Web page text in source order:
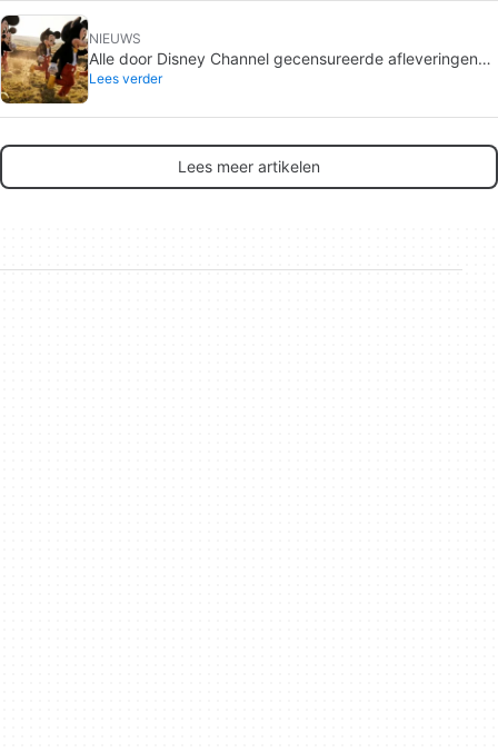
NIEUWS
Alle door Disney Channel gecensureerde afleveringen
van zijn meest geliefde series… met meer of minder
Lees verder
Lees meer artikelen